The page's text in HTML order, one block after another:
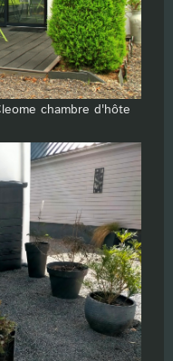
chambre d'hôte